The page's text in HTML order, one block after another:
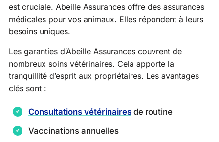
est cruciale. Abeille Assurances offre des assurances
médicales pour vos animaux. Elles répondent à leurs
besoins uniques.
Les garanties d’Abeille Assurances couvrent de
nombreux soins vétérinaires. Cela apporte la
tranquillité d’esprit aux propriétaires. Les avantages
clés sont :
Consultations vétérinaires de routine
Vaccinations annuelles